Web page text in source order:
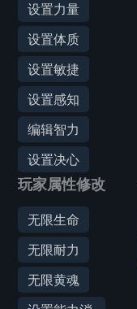
设置力量
设置体质
设置敏捷
设置感知
编辑智力
设置决心
玩家属性修改
无限生命
无限耐力
无限黄魂